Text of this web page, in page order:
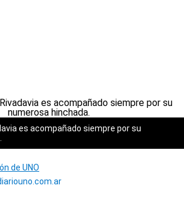
es acompañado siempre por su
de UNO